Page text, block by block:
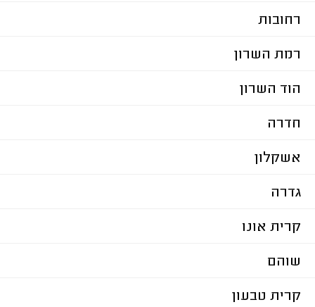
רחובות
רמת השרון
הוד השרון
חדרה
אשקלון
גדרה
קרית אונו
שוהם
קרית טבעון